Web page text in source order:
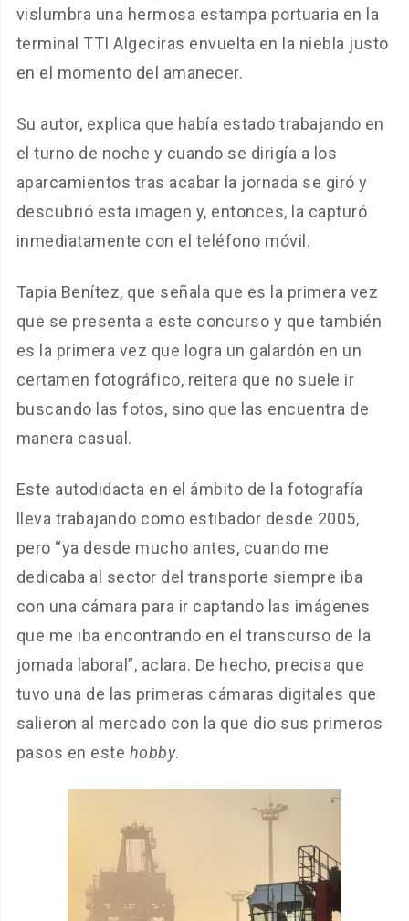
vislumbra una hermosa estampa portuaria en la
terminal TTI Algeciras envuelta en la niebla justo
en el momento del amanecer.
Su autor, explica que había estado trabajando en
el turno de noche y cuando se dirigía a los
aparcamientos tras acabar la jornada se giró y
descubrió esta imagen y, entonces, la capturó
inmediatamente con el teléfono móvil.
Tapia Benítez, que señala que es la primera vez
que se presenta a este concurso y que también
es la primera vez que logra un galardón en un
certamen fotográfico, reitera que no suele ir
buscando las fotos, sino que las encuentra de
manera casual.
Este autodidacta en el ámbito de la fotografía
lleva trabajando como estibador desde 2005,
pero “ya desde mucho antes, cuando me
dedicaba al sector del transporte siempre iba
con una cámara para ir captando las imágenes
que me iba encontrando en el transcurso de la
jornada laboral”, aclara. De hecho, precisa que
tuvo una de las primeras cámaras digitales que
salieron al mercado con la que dio sus primeros
pasos en este hobby.